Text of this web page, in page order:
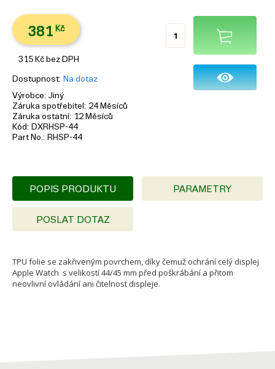
381 Kč
315 Kč bez DPH
Dostupnost Na dotaz
Výrobce Jiný
Záruka spotřebitel
24 Měsíců
Záruka ostatní 12 Měsíců
Kód
DXRHSP-44
Part No.
RHSP-44
POPIS PRODUKTU PARAMETRY
POSLAT DOTAZ
TPU folie se zakřiveným povrchem, díky čemuž ochrání celý displej
Apple Watch s velikostí 44/45 mm před poškrábání a přitom
neovlivní ovládání ani čitelnost displeje.